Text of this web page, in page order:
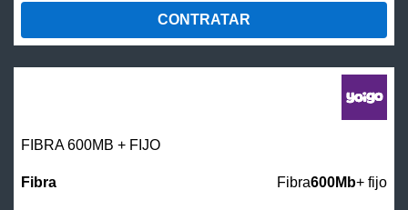
CONTRATAR
FIBRA 600MB + FIJO
Fibra600Mb+ fijo